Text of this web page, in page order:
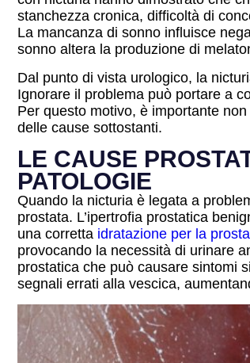
stanchezza cronica, difficoltà di
La mancanza di sonno influisce
sonno altera la produzione di
Dal punto di vista urologico, la
Ignorare il problema può portare a
Per questo motivo, è importante
delle cause sottostanti.
LE CAUSE
PATOLOGIE
Quando la nicturia è legata a
prostata. L’ipertrofia prostatica
una corretta idratazione per la
provocando la necessità di urinare
prostatica che può causare sintomi
segnali errati alla vescica,